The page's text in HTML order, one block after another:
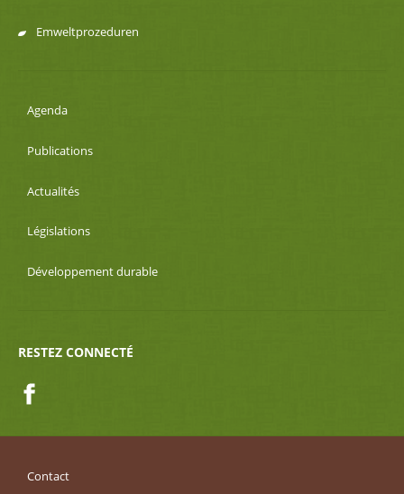
Emweltprozeduren
Agenda
Publications
Actualités
Législations
Développement durable
RESTEZ CONNECTÉ
Contact